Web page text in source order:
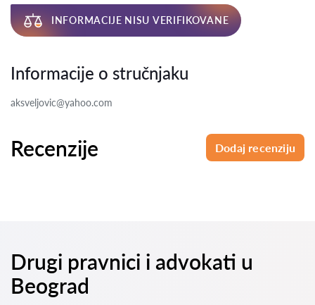
INFORMACIJE NISU VERIFIKOVANE
Informacije o stručnjaku
aksveljovic@yahoo.com
Recenzije Dodaj recenziju
Drugi pravnici i advokati u
Beograd